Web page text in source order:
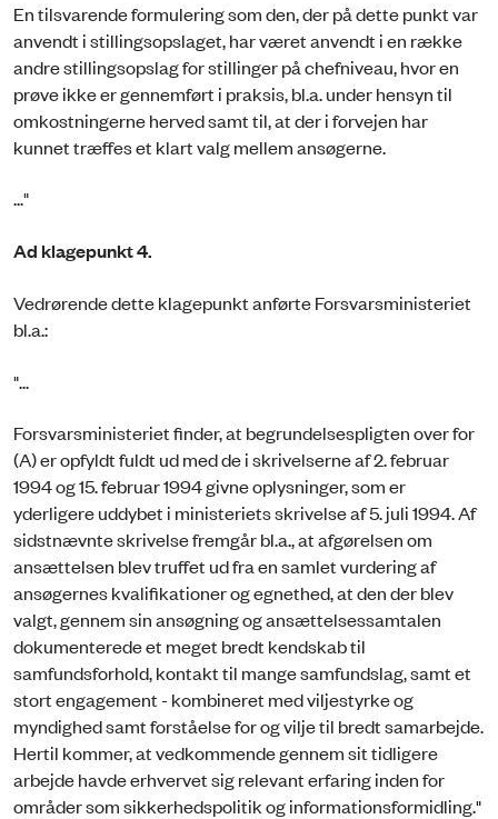
En tilsvarende formulering som den, der på dette punkt var
anvendt i stillingsopslaget, har været anvendt i en række
andre stillingsopslag for stillinger på chefniveau, hvor en
prøve ikke er gennemført i praksis, bl.a. under hensyn til
omkostningerne herved samt til, at der i forvejen har
kunnet træffes et klart valg mellem ansøgerne.
..."
Ad klagepunkt 4.
Vedrørende dette klagepunkt anførte Forsvarsministeriet
bl.a.:
"...
Forsvarsministeriet finder, at begrundelsespligten over for
(A) er opfyldt fuldt ud med de i skrivelserne af 2. februar
1994 og 15. februar 1994 givne oplysninger, som er
yderligere uddybet i ministeriets skrivelse af 5. juli 1994. Af
sidstnævnte skrivelse fremgår bl.a., at afgørelsen om
ansættelsen blev truffet ud fra en samlet vurdering af
ansøgernes kvalifikationer og egnethed, at den der blev
valgt, gennem sin ansøgning og ansættelsessamtalen
dokumenterede et meget bredt kendskab til
samfundsforhold, kontakt til mange samfundslag, samt et
stort engagement - kombineret med viljestyrke og
myndighed samt forståelse for og vilje til bredt samarbejde.
Hertil kommer, at vedkommende gennem sit tidligere
arbejde havde erhvervet sig relevant erfaring inden for
områder som sikkerhedspolitik og informationsformidling."